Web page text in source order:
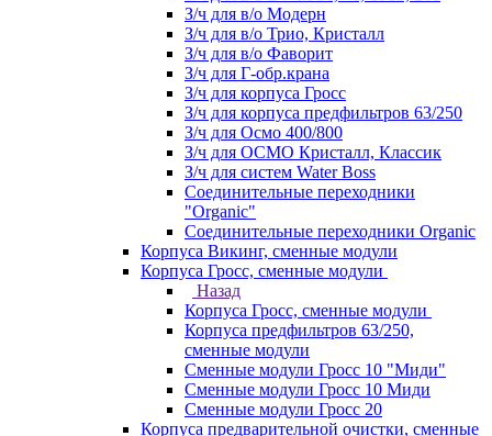
З/ч для в/о Модерн
З/ч для в/о Трио, Кристалл
З/ч для в/о Фаворит
З/ч для Г-обр.крана
З/ч для корпуса Гросс
З/ч для корпуса предфильтров 63/250
З/ч для Осмо 400/800
З/ч для ОСМО Кристалл, Классик
З/ч для систем Water Boss
Соединительные переходники
"Organic"
Соединительные переходники Organic
Корпуса Викинг, сменные модули
Корпуса Гросс, сменные модули
Назад
Корпуса Гросс, сменные модули
Корпуса предфильтров 63/250,
сменные модули
Сменные модули Гросс 10 "Миди"
Сменные модули Гросс 10 Миди
Сменные модули Гросс 20
Корпуса предварительной очистки, сменные